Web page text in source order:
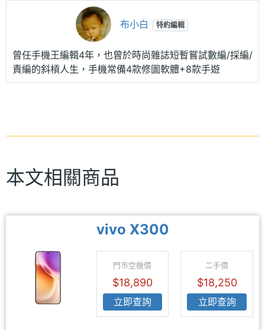
布小白 特約編輯
曾任手機王編輯4年，也曾於時尚雜誌短暫嘗試數編/採編/
責編的斜槓人生，手機常備4款修圖軟體+8款手遊
本文相關商品
vivo X300
門市空機價
$18,890
立即查詢
二手價
$18,250
立即查詢